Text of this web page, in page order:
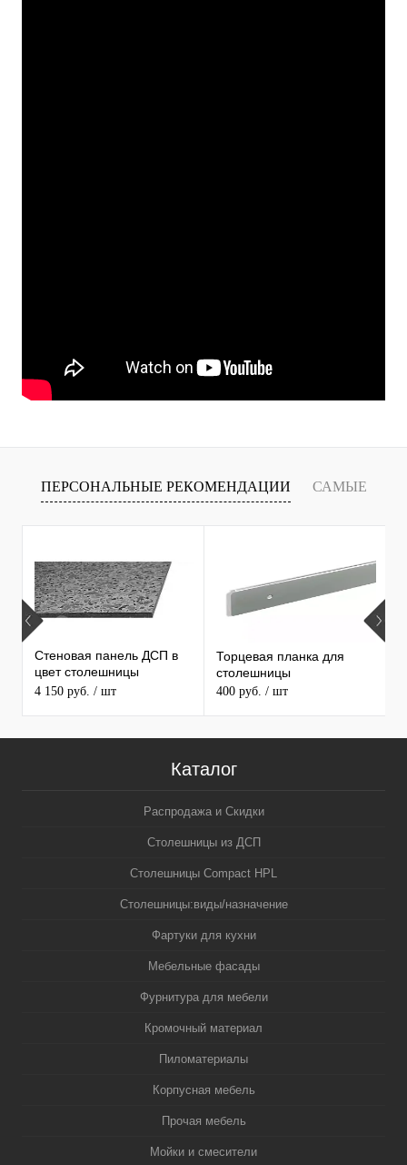
ПЕРСОНАЛЬНЫЕ РЕКОМЕНДАЦИИ САМЫЕ
ПРОДАВАЕМЫЕ ТОВАРЫ
Стеновая панель ДСП в
цвет столешницы
MAERSS
4 150 руб. / шт
Торцевая планка для
столешницы
400 руб. / шт
Каталог
Распродажа и Скидки
Столешницы из ДСП
Столешницы Compact HPL
Столешницы:виды/назначение
Фартуки для кухни
Мебельные фасады
Фурнитура для мебели
Кромочный материал
Пиломатериалы
Корпусная мебель
Прочая мебель
Мойки и смесители